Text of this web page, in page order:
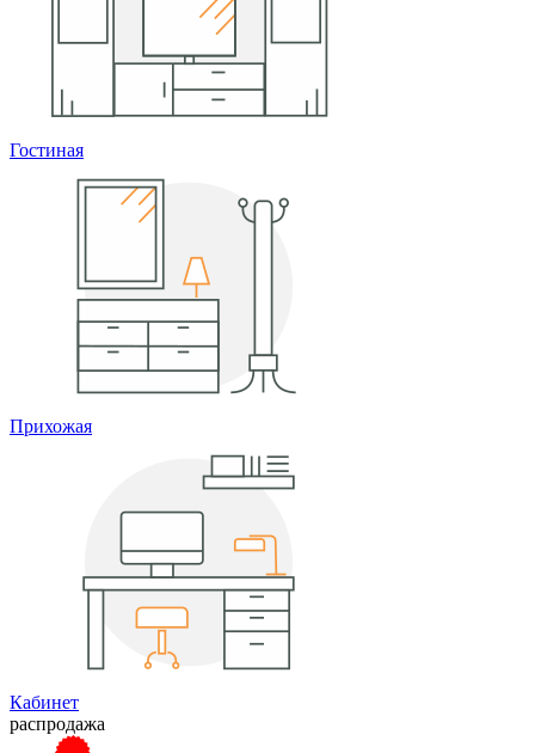
Гостиная
Прихожая
Кабинет
распродажа